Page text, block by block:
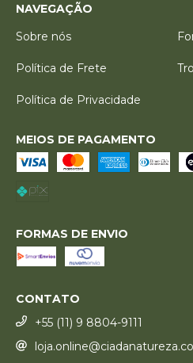
NAVEGAÇÃO
Sobre nós
Política de Frete
Política de Privacidade
MEIOS DE PAGAMENTO
FORMAS DE ENVIO
CONTATO
+55 (11) 9 8804-9111